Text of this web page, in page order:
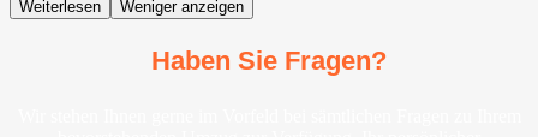
Weiterlesen Weniger anzeigen
Haben Sie Fragen?